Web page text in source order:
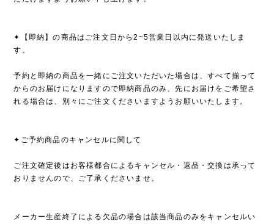
✦【即納】の商品はご注文日から2~5営業日以内に発送いたしま
す。
予約と即納の商品を一緒にご注文いただいた場合は、すべて揃って
からのお届けになりますので即納商品のみ、先にお届けをご希望さ
れる場合は、別々にご注文くださいますようお願いいたします。
✦ご予約商品のキャンセルに関して
ご注文確定後はお客様都合によるキャンセル・返品・交換は承って
おりませんので、ご了承くださいませ。
メーカー生産終了による欠品の場合は該当商品のみをキャンセルい